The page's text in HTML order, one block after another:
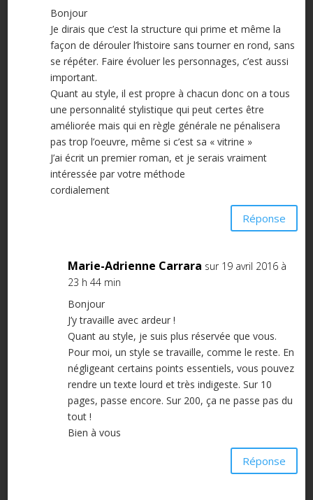
Bonjour
Je dirais que c’est la structure qui prime et même la
façon de dérouler l’histoire sans tourner en rond, sans
se répéter. Faire évoluer les personnages, c’est aussi
important.
Quant au style, il est propre à chacun donc on a tous
une personnalité stylistique qui peut certes être
améliorée mais qui en règle générale ne pénalisera
pas trop l’oeuvre, même si c’est sa « vitrine »
J’ai écrit un premier roman, et je serais vraiment
intéressée par votre méthode
cordialement
Réponse
Marie-Adrienne Carrara sur 19 avril 2016 à
23 h 44 min
Bonjour
J’y travaille avec ardeur !
Quant au style, je suis plus réservée que vous.
Pour moi, un style se travaille, comme le reste. En
négligeant certains points essentiels, vous pouvez
rendre un texte lourd et très indigeste. Sur 10
pages, passe encore. Sur 200, ça ne passe pas du
tout !
Bien à vous
Réponse